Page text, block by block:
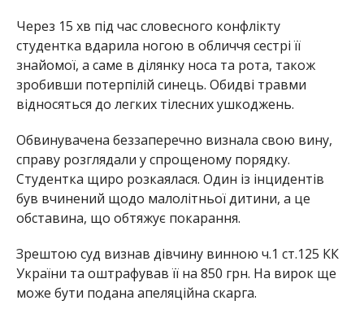
Через 15 хв під час словесного конфлікту
студентка вдарила ногою в обличчя сестрі її
знайомої, а саме в ділянку носа та рота, також
зробивши потерпілій синець. Обидві травми
відносяться до легких тілесних ушкоджень.
Обвинувачена беззаперечно визнала свою вину,
справу розглядали у спрощеному порядку.
Студентка щиро розкаялася. Один із інцидентів
був вчинений щодо малолітньої дитини, а це
обставина, що обтяжує покарання.
Зрештою суд визнав дівчину винною ч.1 ст.125 КК
України та оштрафував її на 850 грн. На вирок ще
може бути подана апеляційна скарга.